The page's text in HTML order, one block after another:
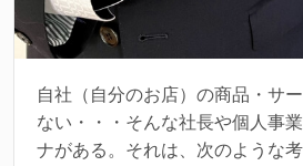
自社（自分のお店）の商品・サ
ない・・・そんな社長や個人事
ナがある。それは、次のような